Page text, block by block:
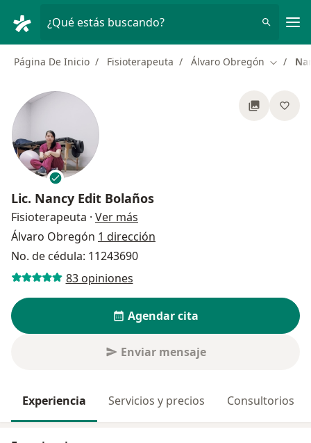
¿Qué estás buscando?
Página De Inicio Fisioterapeuta Álvaro Obregón
Lic. Nancy Edit Bolaños
Fisioterapeuta · Ver más
Álvaro Obregón 1 dirección
No. de cédula: 11243690
83 opiniones
Agendar cita
Enviar mensaje
Experiencia Servicios y precios Consultorios